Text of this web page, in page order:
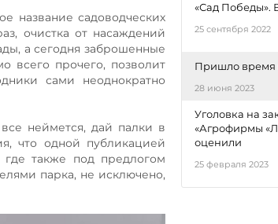
название садоводческих
очистка от насаждений
а сегодня заброшенные
всего прочего, позволит
сами неоднократно
неймется, дай палки в
что одной публикацией
где также под предлогом
парка, не исключено,
«Сад Победы».
25 сентября 2022
Пришло время
28 июня 2023
Уголовка на
«Агрофирмы
оценили
25 февраля 2023